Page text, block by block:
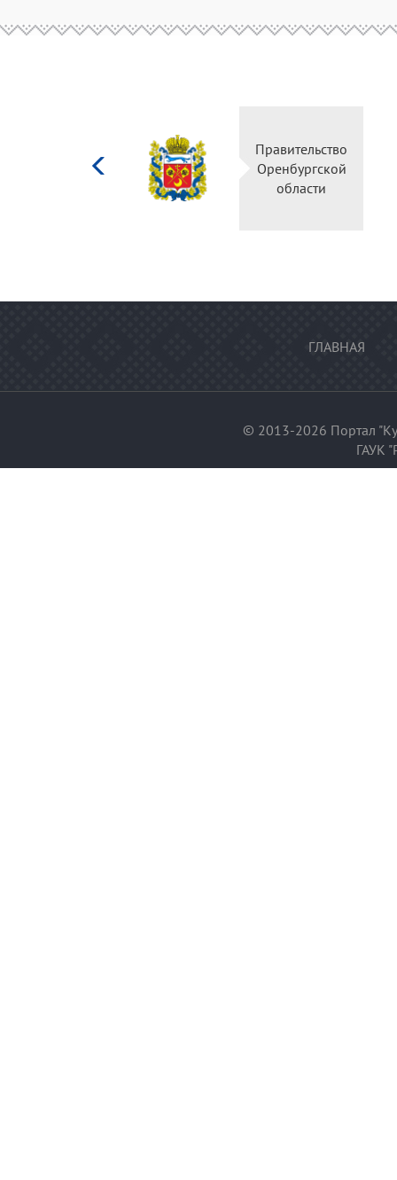
культуры
Российской
Правительство
Оренбургской
области
ГЛАВНАЯ
© 2013-2026 Портал
ГАУК